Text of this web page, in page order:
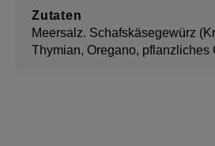
Zutaten
Meersalz. Schafskäsegewürz
Thymian, Oregano, pflanzliches